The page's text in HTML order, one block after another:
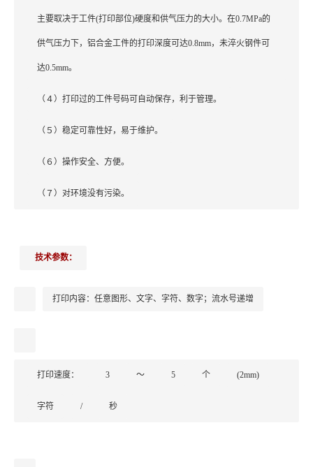
主要取决于工件(打印部位)硬度和供气压力的大小。在0.7MPa的
供气压力下，铝合金工件的打印深度可达0.8mm，未淬火钢件可
达0.5mm。
（４）打印过的工件号码可自动保存，利于管理。
（５）稳定可靠性好，易于维护。
（６）操作安全、方便。
（７）对环境没有污染。
技术参数：
打印内容：任意图形、文字、字符、数字；流水号递增
打印速度： 3 ～ 5 个 (2mm)
字符 / 秒